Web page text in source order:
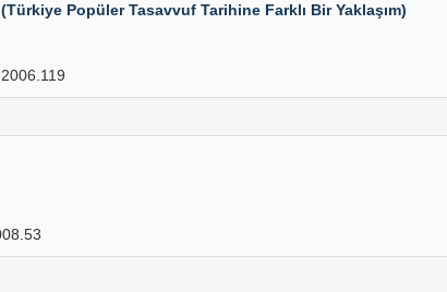
Popüler Tasavvuf Tarihine Farklı Bir Yaklaşım)